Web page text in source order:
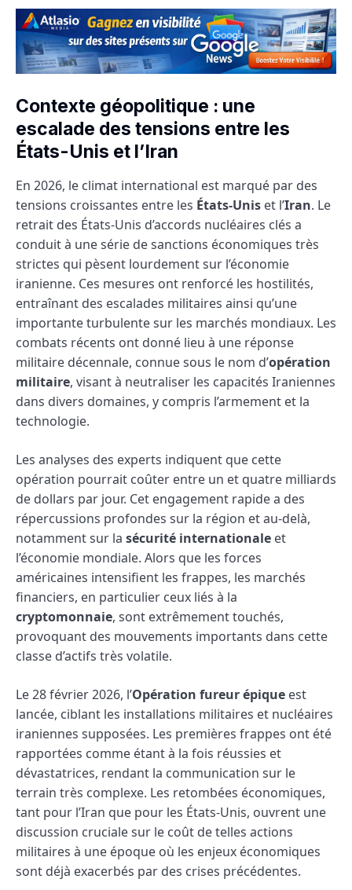
Contexte géopolitique : une
escalade des tensions entre les
États-Unis et l’Iran
En 2026, le climat international est marqué par des
tensions croissantes entre les États-Unis et l’Iran. Le
retrait des États-Unis d’accords nucléaires clés a
conduit à une série de sanctions économiques très
strictes qui pèsent lourdement sur l’économie
iranienne. Ces mesures ont renforcé les hostilités,
entraînant des escalades militaires ainsi qu’une
importante turbulente sur les marchés mondiaux. Les
combats récents ont donné lieu à une réponse
militaire décennale, connue sous le nom d’opération
militaire, visant à neutraliser les capacités Iraniennes
dans divers domaines, y compris l’armement et la
technologie.
Les analyses des experts indiquent que cette
opération pourrait coûter entre un et quatre milliards
de dollars par jour. Cet engagement rapide a des
répercussions profondes sur la région et au-delà,
notamment sur la sécurité internationale et
l’économie mondiale. Alors que les forces
américaines intensifient les frappes, les marchés
financiers, en particulier ceux liés à la
cryptomonnaie, sont extrêmement touchés,
provoquant des mouvements importants dans cette
classe d’actifs très volatile.
Le 28 février 2026, l’Opération fureur épique est
lancée, ciblant les installations militaires et nucléaires
iraniennes supposées. Les premières frappes ont été
rapportées comme étant à la fois réussies et
dévastatrices, rendant la communication sur le
terrain très complexe. Les retombées économiques,
tant pour l’Iran que pour les États-Unis, ouvrent une
discussion cruciale sur le coût de telles actions
militaires à une époque où les enjeux économiques
sont déjà exacerbés par des crises précédentes.